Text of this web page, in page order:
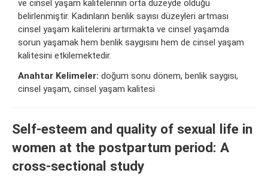
ve cinsel yaşam kalitelerinin orta düzeyde olduğu
belirlenmiştir. Kadınların benlik sayısı düzeyleri artması
cinsel yaşam kalitelerini artırmakta ve cinsel yaşamda
sorun yaşamak hem benlik saygısını hem de cinsel yaşam
kalitesini etkilemektedir.
Anahtar Kelimeler: doğum sonu dönem, benlik saygısı,
cinsel yaşam, cinsel yaşam kalitesi
Self-esteem and quality of sexual life in
women at the postpartum period: A
cross-sectional study